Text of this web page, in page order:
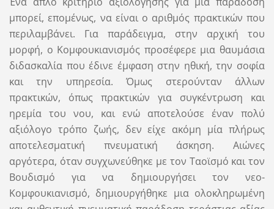
μπορεί, επομένως, να είναι ο αριθμός πρακτικών που
περιλαμβάνει. Για παράδειγμα, στην αρχική του
μορφή, ο Κομφουκιανισμός προσέφερε μια θαυμάσια
διδασκαλία που έδινε έμφαση στην ηθική, την σοφία
και την υπηρεσία. Όμως στερούνταν άλλων
πρακτικών, όπως πρακτικών για συγκέντρωση και
ηρεμία του νου, και ενώ αποτελούσε έναν πολύ
αξιόλογο τρόπο ζωής, δεν είχε ακόμη μία πλήρως
αποτελεσματική πνευματική άσκηση. Αιώνες
αργότερα, όταν συγχωνεύθηκε με τον Ταοϊσμό και τον
Βουδισμό για να δημιουργήσει τον νεο-
Κομφουκιανισμό, δημιουργήθηκε μια ολοκληρωμένη